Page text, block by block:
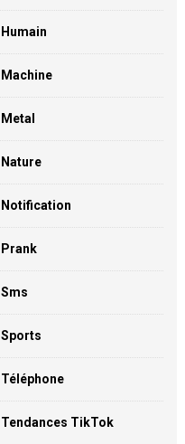
Humain
Machine
Metal
Nature
Notification
Prank
Sms
Sports
Téléphone
Tendances TikTok